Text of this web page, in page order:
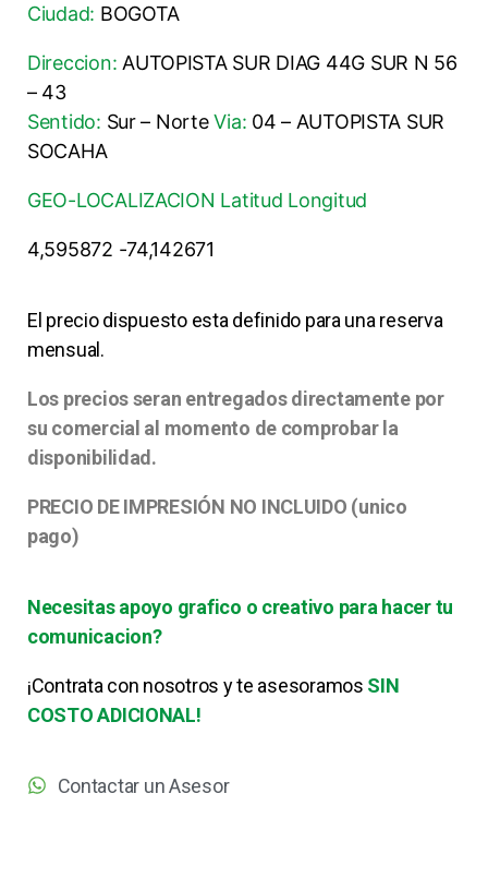
Ciudad: BOGOTA
Direccion: AUTOPISTA SUR DIAG 44G SUR N 56
– 43
Sentido: Sur – NorteVia: 04 – AUTOPISTA SUR
SOCAHA
GEO-LOCALIZACION Latitud Longitud
4,595872 -74,142671
El precio dispuesto esta definido para una reserva
mensual.
Los precios seran entregados directamente por
su comercial al momento de comprobar la
disponibilidad.
PRECIO DE IMPRESIÓN NO INCLUIDO (unico
pago)
Necesitas apoyo grafico o creativo para hacer tu
comunicacion?
¡Contrata con nosotros y te asesoramos SIN
COSTO ADICIONAL!
Contactar un Asesor